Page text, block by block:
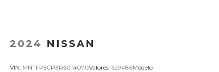
2024 NISSAN
VIN: MNTFP5CP3R6014070Valores: 529486Modelo: